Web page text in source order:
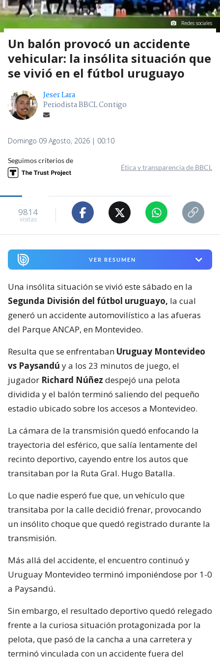
Redes sociales
Un balón provocó un accidente
vehicular: la insólita situación que
se vivió en el fútbol uruguayo
Jeser Lara
Periodista BBCL Contigo
Domingo 09 Agosto, 2026 | 00:10
Seguimos criterios de
Ética y transparencia de BBCL
9814
visitas
VER RESUMEN
Una insólita situación se vivió este sábado en la
Segunda División del fútbol uruguayo, la cual
generó un accidente automovilístico a las afueras
del Parque ANCAP, en Montevideo.
Resulta que se enfrentaban Uruguay Montevideo
vs Paysandú y a los 23 minutos de juego, el
jugador Richard Núñez despejó una pelota
dividida y el balón terminó saliendo del pequeño
estadio ubicado sobre los accesos a Montevideo.
La cámara de la transmisión quedó enfocando la
trayectoria del esférico, que salía lentamente del
recinto deportivo, cayendo entre los autos que
transitaban por la Ruta Gral. Hugo Batalla.
Lo que nadie esperó fue que, un vehículo que
transitaba por la calle decidió frenar, provocando
un insólito choque que quedó registrado durante la
transmisión.
Más allá del accidente, el encuentro continuó y
Uruguay Montevideo terminó imponiéndose por 1-0
a Paysandú.
Sin embargo, el resultado deportivo quedó relegado
frente a la curiosa situación protagonizada por la
pelota, que pasó de la cancha a una carretera y
terminó vinculada con un accidente fuera del